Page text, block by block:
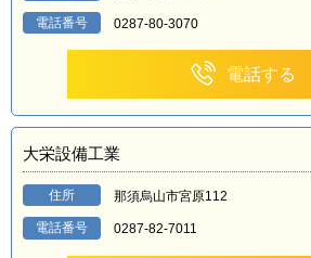
電話番号 0287-80-3070
電話する
大栄設備工業
住所 那須烏山市宮原112
電話番号 0287-82-7011